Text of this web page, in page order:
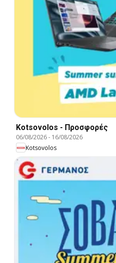
Kotsovolos - Προσφορές
06/08/2026- 16/08/2026
Kotsovolos